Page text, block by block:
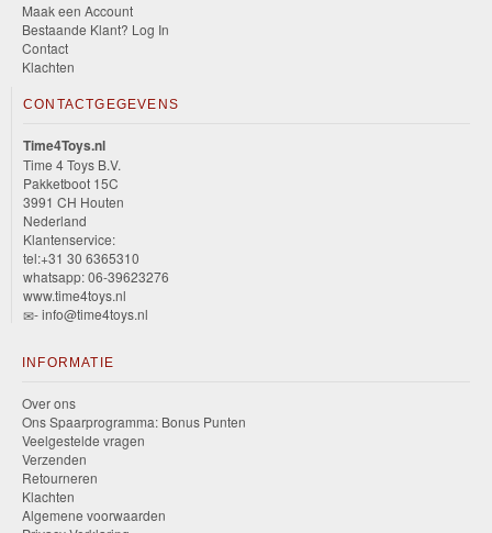
Maak een Account
Bestaande Klant? Log In
Contact
Klachten
CONTACTGEGEVENS
Time4Toys.nl
Time 4 Toys B.V.
Pakketboot 15C
3991 CH Houten
Nederland
Klantenservice:
tel:+31 30 6365310
whatsapp: 06-39623276
www.time4toys.nl
- info@time4toys.nl
INFORMATIE
Over ons
Ons Spaarprogramma: Bonus Punten
Veelgestelde vragen
Verzenden
Retourneren
Klachten
Algemene voorwaarden